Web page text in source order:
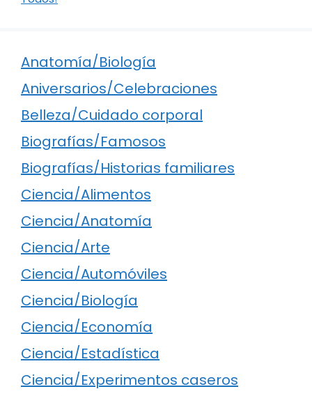
Anatomía/Biología
Aniversarios/Celebraciones
Belleza/Cuidado corporal
Biografías/Famosos
Biografías/Historias familiares
Ciencia/Alimentos
Ciencia/Anatomía
Ciencia/Arte
Ciencia/Automóviles
Ciencia/Biología
Ciencia/Economía
Ciencia/Estadística
Ciencia/Experimentos caseros